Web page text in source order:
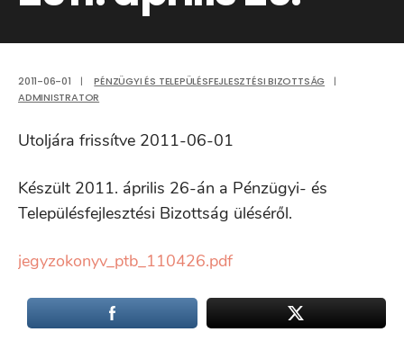
2011-06-01 | PÉNZÜGYI ÉS TELEPÜLÉSFEJLESZTÉSI BIZOTTSÁG
|
ADMINISTRATOR
Utoljára frissítve 2011-06-01
Készült 2011. április 26-án a Pénzügyi- és
Településfejlesztési Bizottság üléséről.
jegyzokonyv_ptb_110426.pdf